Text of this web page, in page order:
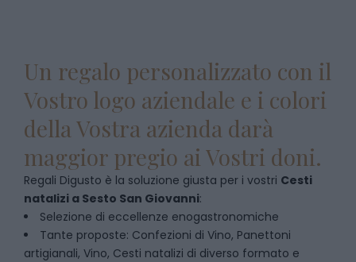
Un regalo personalizzato con il
Vostro logo aziendale e i colori
della Vostra azienda darà
maggior pregio ai Vostri doni.
Regali Digusto è la soluzione giusta per i vostri Cesti
natalizi a Sesto San Giovanni:
Selezione di eccellenze enogastronomiche
Tante proposte: Confezioni di Vino, Panettoni
artigianali, Vino, Cesti natalizi di diverso formato e